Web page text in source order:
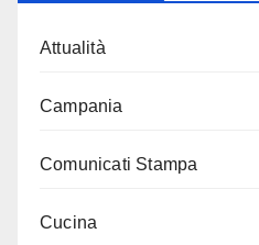
Attualità
Campania
Comunicati Stampa
Cucina